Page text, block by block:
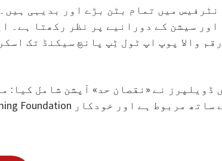
اور سیشن کے دورانیے پر نظر رکھتا ہے۔
رقم والا پوپ اپ ٹول ٹِپ پانچ سیکنڈ تک